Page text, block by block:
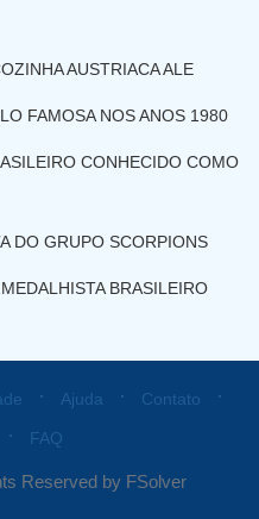
AUSTRIACA ALE
FAMOSA NOS ANOS 1980
CONHECIDO COMO
DO GRUPO SCORPIONS
BRASILEIRO
⋅ Ajuda ⋅ Contato ⋅
⋅ FAQ
Reserved by FSolver